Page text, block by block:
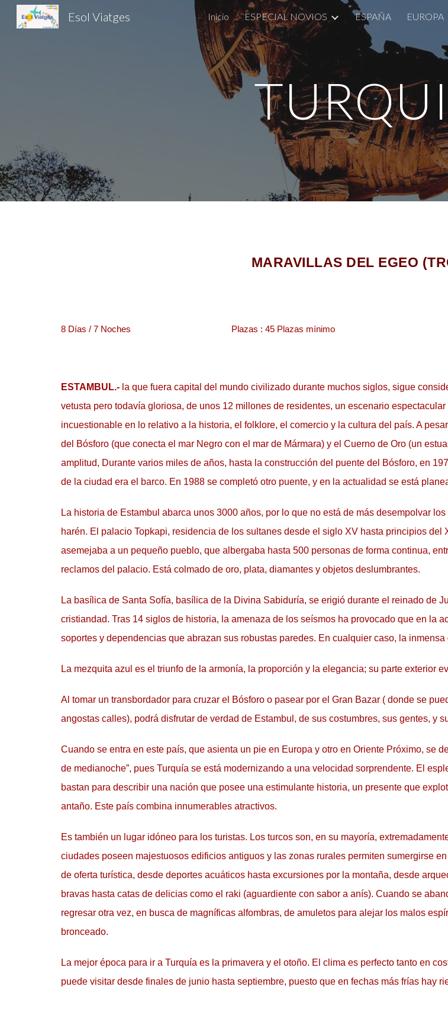
Skip to main content
Esol Viatges Inicio ESPECIAL NOVIOS ESPAÑA EUROPA
MARAVILLAS DEL EGEO
8 Días / 7 Noches Plazas : 45 Plazas
ESTAMBUL.- la que fuera capital del mundo civilizado durante muchos siglos, sigue
vetusta pero todavía gloriosa, de unos 12 millones de residentes, un escenario
incuestionable en lo relativo a la historia, el folklore, el comercio y la cultura del país. A
del Bósforo (que conecta el mar Negro con el mar de Mármara) y el Cuerno de Oro (un
amplitud, Durante varios miles de años, hasta la construcción del puente del Bósforo, en
de la ciudad era el barco. En 1988 se completó otro puente, y en la actualidad se está
La historia de Estambul abarca unos 3000 años, por lo que no está de más desempolvar
harén. El palacio Topkapi, residencia de los sultanes desde el siglo XV hasta principios
asemejaba a un pequeño pueblo, que albergaba hasta 500 personas de forma continua,
reclamos del palacio. Está colmado de oro, plata, diamantes y objetos deslumbrantes.
La basílica de Santa Sofía, basílica de la Divina Sabiduría, se erigió durante el reinado de
cristiandad. Tras 14 siglos de historia, la amenaza de los seísmos ha provocado que en la
soportes y dependencias que abrazan sus robustas paredes. En cualquier caso, la
La mezquita azul es el triunfo de la armonía, la proporción y la elegancia; su parte exterior
Al tomar un transbordador para cruzar el Bósforo o pasear por el Gran Bazar ( donde se
angostas calles), podrá disfrutar de verdad de Estambul, de sus costumbres, sus gentes, y
Cuando se entra en este país, que asienta un pie en Europa y otro en Oriente Próximo, se
de medianoche”, pues Turquía se está modernizando a una velocidad sorprendente. El
bastan para describir una nación que posee una estimulante historia, un presente que
antaño. Este país combina innumerables atractivos.
Es también un lugar idóneo para los turistas. Los turcos son, en su mayoría,
ciudades poseen majestuosos edificios antiguos y las zonas rurales permiten sumergirse
de oferta turística, desde deportes acuáticos hasta excursiones por la montaña, desde
bravas hasta catas de delicias como el raki (aguardiente con sabor a anís). Cuando se
regresar otra vez, en busca de magníficas alfombras, de amuletos para alejar los malos
bronceado.
La mejor época para ir a Turquía es la primavera y el otoño. El clima es perfecto tanto en
puede visitar desde finales de junio hasta septiembre, puesto que en fechas más frías hay